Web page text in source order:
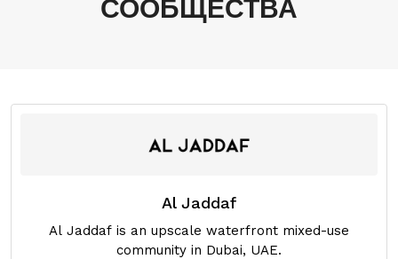
СООБЩЕСТВА
Al Jaddaf
Al Jaddaf is an upscale waterfront mixed-use
community in Dubai, UAE.
Свяжитесь С Нами